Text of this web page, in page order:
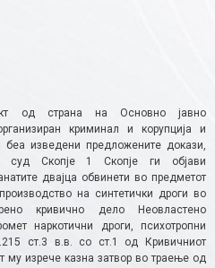
од страна на Основно јавно
криминал и корупција и
изведени предложените докази,
суд Скопје 1 Скопје ги објави
двајца обвинети во предметот
на синтетички дроги во
кривично дело Неовластено
наркотични дроги, психотропни
ст.3 в.в. со ст.1 од Кривичниот
му изрече казна затвор во траење од